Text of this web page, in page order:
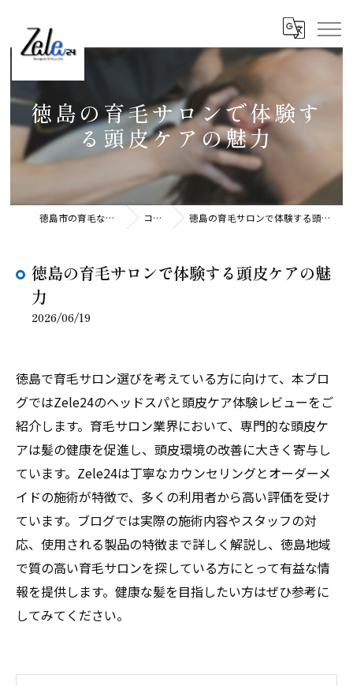
徳島の育毛サロンで体験す
る頭皮ケアの魅力
徳島市の育毛ならZele24 コラム 徳島の育毛サロンで体験する頭皮ケアの魅力
徳島の育毛サロンで体験する頭皮ケアの魅
力
2026/06/19
徳島で育毛サロン選びを考えている方に向けて、本ブロ
グではZele24のヘッドスパと頭皮ケア体験レビューをご
紹介します。育毛サロン業界において、専門的な頭皮ケ
アは髪の健康を促進し、頭皮環境の改善に大きく寄与し
ています。Zele24は丁寧なカウンセリングとオーダーメ
イドの施術が特徴で、多くの利用者から高い評価を受け
ています。ブログでは実際の施術内容やスタッフの対
応、使用される製品の特徴まで詳しく解説し、徳島地域
で質の高い育毛サロンを探している方にとって有益な情
報を提供します。健康な髪を目指したい方はぜひ参考に
してみてください。